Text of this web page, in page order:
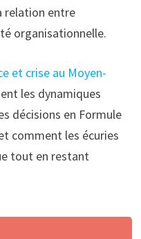
relation entre
organisationnelle.
et crise au Moyen-
les dynamiques
décisions en Formule
comment les écuries
tout en restant